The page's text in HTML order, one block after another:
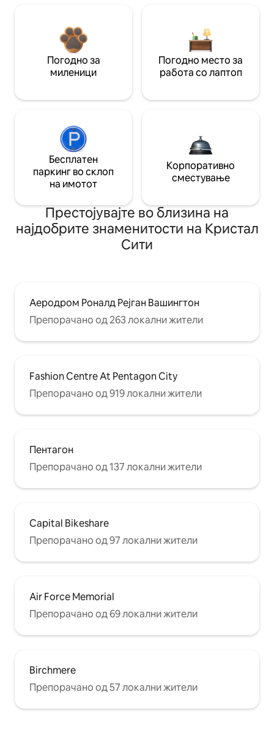
Погодно за
миленици
Погодно место за
работа со лаптоп
Бесплатен
паркинг во склоп
на имотот
Корпоративно
сместување
Престојувајте во близина на
најдобрите знаменитости на Кристал
Сити
Аеродром Роналд Рејган Вашингтон
Препорачано од 263 локални жители
Fashion Centre At Pentagon City
Препорачано од 919 локални жители
Пентагон
Препорачано од 137 локални жители
Capital Bikeshare
Препорачано од 97 локални жители
Air Force Memorial
Препорачано од 69 локални жители
Birchmere
Препорачано од 57 локални жители